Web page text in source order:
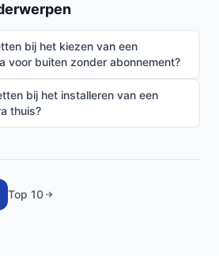
bij het kiezen van een
voor buiten zonder abonnement?
bij het installeren van een
thuis?
Top 10